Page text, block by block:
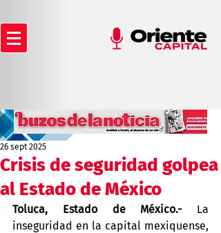
Crisis de seguridad golpea
al Estado de México
26 sept 2025
Toluca, Estado de México.- La
inseguridad en la capital mexiquense,